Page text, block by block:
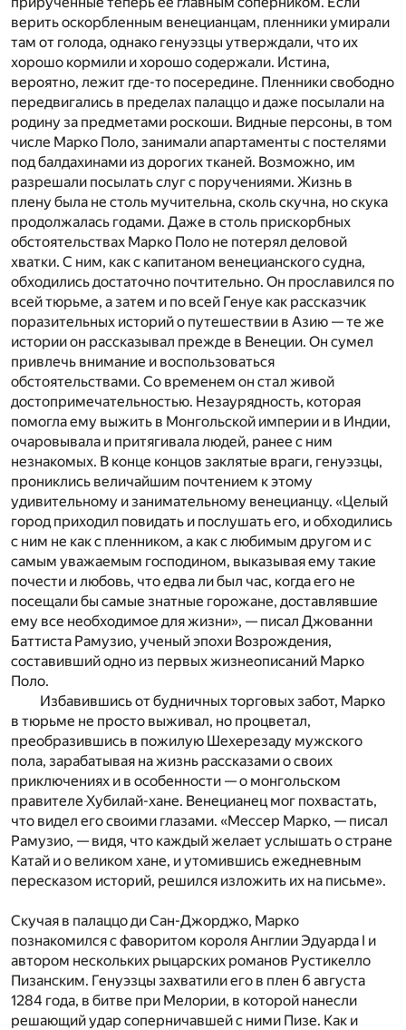
верить оскорбленным венецианцам, пленники умирали
там от голода, однако генуэзцы утверждали, что их
хорошо кормили и хорошо содержали. Истина,
вероятно, лежит где-то посередине. Пленники свободно
передвигались в пределах палаццо и даже посылали на
родину за предметами роскоши. Видные персоны, в том
числе Марко Поло, занимали апартаменты с постелями
под балдахинами из дорогих тканей. Возможно, им
разрешали посылать слуг с поручениями. Жизнь в
плену была не столь мучительна, сколь скучна, но скука
продолжалась годами. Даже в столь прискорбных
обстоятельствах Марко Поло не потерял деловой
хватки. С ним, как с капитаном венецианского судна,
обходились достаточно почтительно. Он прославился по
всей тюрьме, а затем и по всей Генуе как рассказчик
поразительных историй о путешествии в Азию — те же
истории он рассказывал прежде в Венеции. Он сумел
привлечь внимание и воспользоваться
обстоятельствами. Со временем он стал живой
достопримечательностью. Незаурядность, которая
помогла ему выжить в Монгольской империи и в Индии,
очаровывала и притягивала людей, ранее с ним
незнакомых. В конце концов заклятые враги, генуэзцы,
прониклись величайшим почтением к этому
удивительному и занимательному венецианцу. «Целый
город приходил повидать и послушать его, и обходились
с ним не как с пленником, а как с любимым другом и с
самым уважаемым господином, выказывая ему такие
почести и любовь, что едва ли был час, когда его не
посещали бы самые знатные горожане, доставлявшие
ему все необходимое для жизни», — писал Джованни
Баттиста Рамузио, ученый эпохи Возрождения,
составивший одно из первых жизнеописаний Марко
Поло.
Избавившись от будничных торговых забот, Марко
в тюрьме не просто выживал, но процветал,
преобразившись в пожилую Шехерезаду мужского
пола, зарабатывая на жизнь рассказами о своих
приключениях и в особенности — о монгольском
правителе Хубилай-хане. Венецианец мог похвастать,
что видел его своими глазами. «Мессер Марко, — писал
Рамузио, — видя, что каждый желает услышать о стране
Катай и о великом хане, и утомившись ежедневным
пересказом историй, решился изложить их на письме».
Скучая в палаццо ди Сан-Джорджо, Марко
познакомился с фаворитом короля Англии Эдуарда I и
автором нескольких рыцарских романов Рустикелло
Пизанским. Генуэзцы захватили его в плен 6 августа
1284 года, в битве при Мелории, в которой нанесли
решающий удар соперничавшей с ними Пизе. Как и